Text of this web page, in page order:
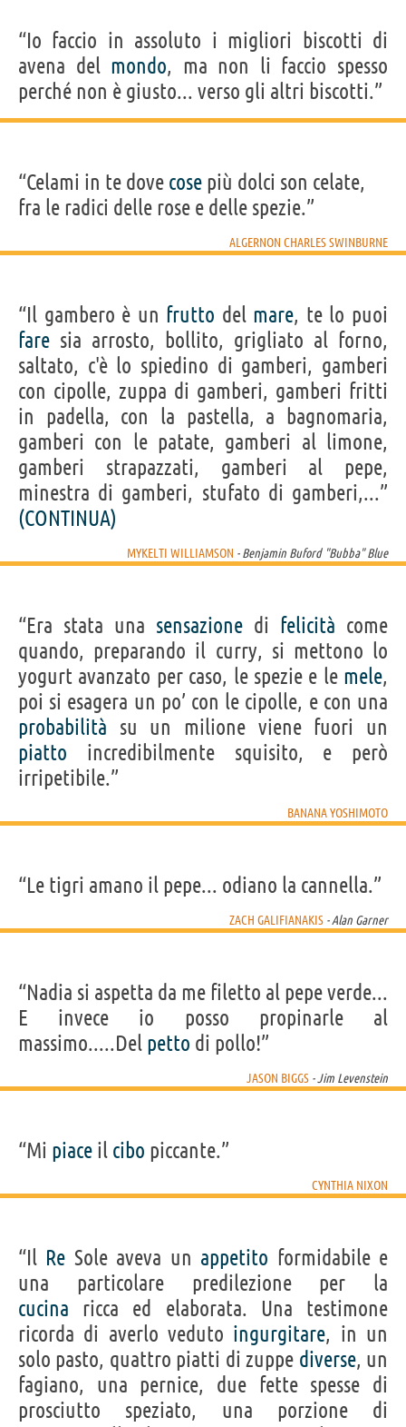
“Io faccio in assoluto i migliori biscotti di
avena del mondo, ma non li faccio spesso
perché non è giusto... verso gli altri biscotti.”
“Celami in te dove cose più dolci son celate,
fra le radici delle rose e delle spezie.”
ALGERNON CHARLES SWINBURNE
“Il gambero è un frutto del mare, te lo puoi
fare sia arrosto, bollito, grigliato al forno,
saltato, c'è lo spiedino di gamberi, gamberi
con cipolle, zuppa di gamberi, gamberi fritti
in padella, con la pastella, a bagnomaria,
gamberi con le patate, gamberi al limone,
gamberi strapazzati, gamberi al pepe,
minestra di gamberi, stufato di gamberi,...”
(CONTINUA)
MYKELTI WILLIAMSON - Benjamin Buford "Bubba" Blue
“Era stata una sensazione di felicità come
quando, preparando il curry, si mettono lo
yogurt avanzato per caso, le spezie e le mele,
poi si esagera un po’ con le cipolle, e con una
probabilità su un milione viene fuori un
piatto incredibilmente squisito, e però
irripetibile.”
BANANA YOSHIMOTO
“Le tigri amano il pepe... odiano la cannella.”
ZACH GALIFIANAKIS - Alan Garner
“Nadia si aspetta da me filetto al pepe verde...
E invece io posso propinarle al
massimo.....Del petto di pollo!”
JASON BIGGS - Jim Levenstein
“Mi piace il cibo piccante.”
CYNTHIA NIXON
“Il Re Sole aveva un appetito formidabile e
una particolare predilezione per la
cucina ricca ed elaborata. Una testimone
ricorda di averlo veduto ingurgitare, in un
solo pasto, quattro piatti di zuppe diverse, un
fagiano, una pernice, due fette spesse di
prosciutto speziato, una porzione di